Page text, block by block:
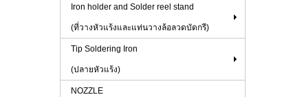
Iron holder and Solder reel stand
(ที่วางหัวแร้งและแท่นวางล้อลวดบัดกรี)
Tip Soldering Iron
(ปลายหัวแร้ง)
NOZZLE